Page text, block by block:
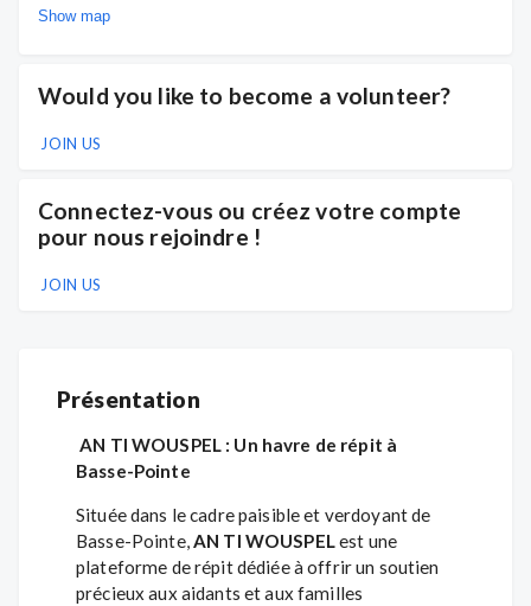
Show map
Would you like to become a volunteer?
JOIN US
Connectez-vous ou créez votre compte
pour nous rejoindre !
JOIN US
Présentation
AN TI WOUSPEL : Un havre de répit à
Basse-Pointe
Située dans le cadre paisible et verdoyant de
Basse-Pointe,AN TI WOUSPELest une
plateforme de répit dédiée à offrir un soutien
précieux aux aidants et aux familles